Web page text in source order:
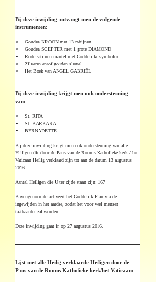
Bij deze inwijding ontvangt men de volgende
instrumenten:
Gouden KROON met 13 robijnen
Gouden SCEPTER met 1 grote DIAMOND
Rode satijnen mantel met Goddelijke symbolen
Zilveren en/of gouden sleutel
Het Boek van ANGEL GABRIËL
Bij deze inwijding krijgt men ook ondersteuning
van:
St. RITA
St. BARBARA
BERNADETTE
Bij deze inwijding krijgt men ook ondersteuning van alle
Heiligen die door de Paus van de Rooms Katholieke kerk / het
Vaticaan Heilig verklaard zijn tot aan de datum 13 augustus
2016.
Aantal Heiligen die U ter zijde staan zijn: 167
Bovengenoemde activeert het Goddelijk Plan via de
ingewijden in het aardse, zodat het voor veel mensen
tastbaarder zal worden.
Deze inwijding gaat in op 27 augustus 2016.
​Lijst met alle Heilig verklaarde Heiligen door de
Paus van de Rooms Katholieke kerk/het Vaticaan: